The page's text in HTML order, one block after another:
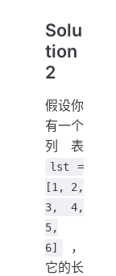
Solu
tion
2
假设你
有一个
列表
lst =
[1, 2,
3, 4,
5,
6]
，
它的长